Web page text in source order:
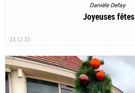
Danièle Defay
Joyeuses fêtes
23.12.23